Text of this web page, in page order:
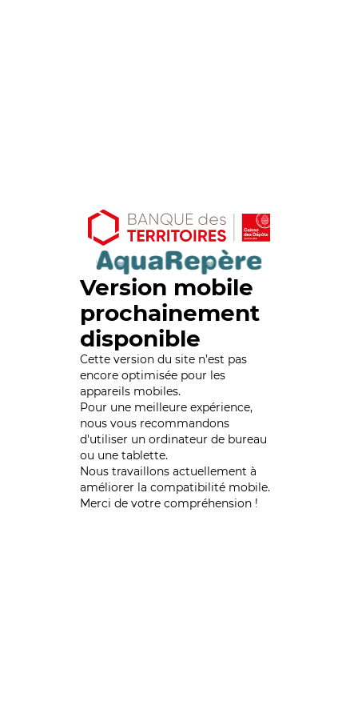
Version mobile
prochainement
disponible
Cette version du site n’est pas
encore optimisée pour les
appareils mobiles.
Pour une meilleure expérience,
nous vous recommandons
d'utiliser un ordinateur de bureau
ou une tablette.
Nous travaillons actuellement à
améliorer la compatibilité mobile.
Merci de votre compréhension !